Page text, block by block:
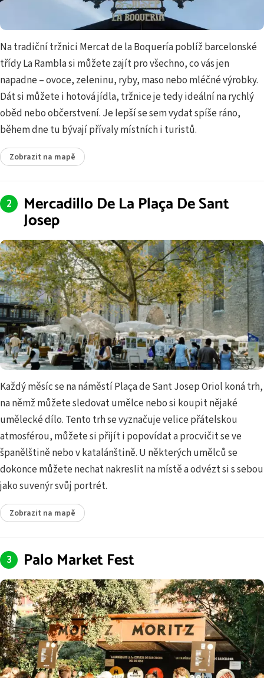
Na tradiční tržnici Mercat de la Boquería poblíž barcelonské
třídy La Rambla si můžete zajít pro všechno, co vás jen
napadne – ovoce, zeleninu, ryby, maso nebo mléčné výrobky.
Dát si můžete i hotová jídla, tržnice je tedy ideální na rychlý
oběd nebo občerstvení. Je lepší se sem vydat spíše ráno,
během dne tu bývají přívaly místních i turistů.
Zobrazit na mapě
Mercadillo De La Plaça De Sant
Josep
Každý měsíc se na náměstí Plaça de Sant Josep Oriol koná trh,
na němž můžete sledovat umělce nebo si koupit nějaké
umělecké dílo. Tento trh se vyznačuje velice přátelskou
atmosférou, můžete si přijít i popovídat a procvičit se ve
španělštině nebo v katalánštině. U některých umělců se
dokonce můžete nechat nakreslit na místě a odvézt si s sebou
jako suvenýr svůj portrét.
Zobrazit na mapě
Palo Market Fest